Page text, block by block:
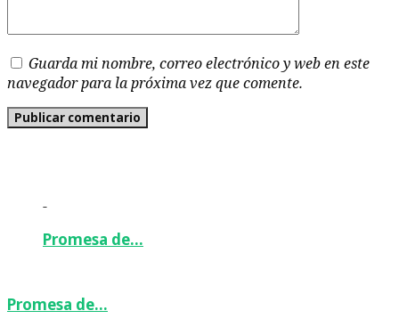
Guarda mi nombre, correo electrónico y web en este
navegador para la próxima vez que comente.
-
Promesa de…
Promesa de…